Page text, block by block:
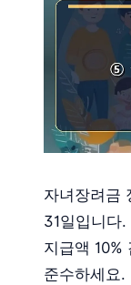
자녀장려금
31일입니다
지급액 10%
준수하세요.